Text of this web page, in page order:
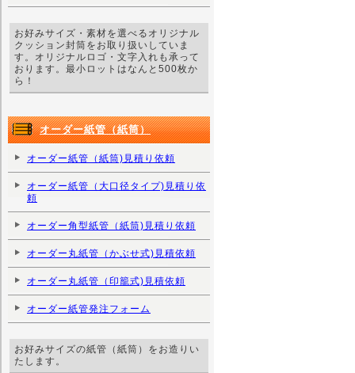
お好みサイズ・素材を選べるオリジナル
クッション封筒をお取り扱いしていま
す。オリジナルロゴ・文字入れも承って
おります。最小ロットはなんと500枚か
ら！
オーダー紙管（紙筒）
オーダー紙管（紙筒)見積り依頼
オーダー紙管（大口径タイプ)見積り依
頼
オーダー角型紙管（紙筒)見積り依頼
オーダー丸紙管（かぶせ式)見積依頼
オーダー丸紙管（印籠式)見積依頼
オーダー紙管発注フォーム
お好みサイズの紙管（紙筒）をお造りい
たします。